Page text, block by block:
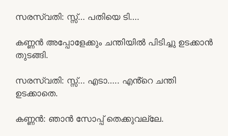
സരസ്വതി: സ്സ്‌… പതിയെ ടി….
കണ്ണൻ അപ്പോളേക്കും ചന്തിയിൽ പിടിച്ചു ഉടക്കാൻ
തുടങ്ങി.
സരസ്വതി: സ്സ്‌… എടാ….. എൻ്റെ ചന്തി
ഉടക്കാതെ.
കണ്ണൻ: ഞാൻ സോപ്പ് തെക്കുവല്ലേ.